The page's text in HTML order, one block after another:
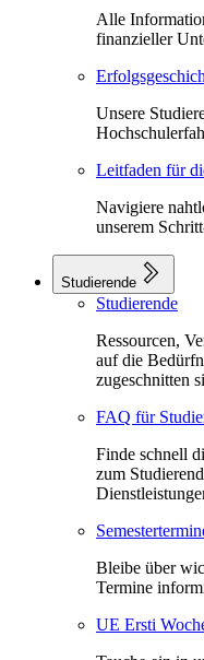
Alle
finanzieller
Unsere
Leitfaden für
Navigiere
unserem
Studierende
Studierende
Ressourcen,
auf die
zugeschnitten
FAQ für
Finde schnell
zum
Bleibe über
Termine
UE Ersti